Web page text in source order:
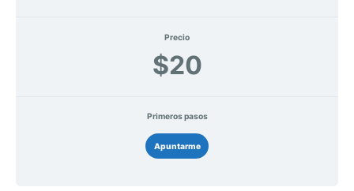
Precio
$20
Primeros pasos
Apuntarme